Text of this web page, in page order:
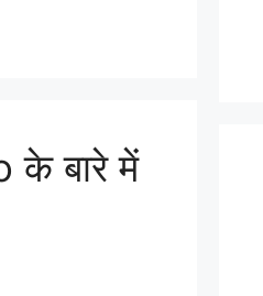
के बारे में